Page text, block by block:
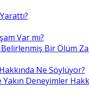
Var mı?
Bir Ölüm
Ne Söylüyor?
Deneyimler